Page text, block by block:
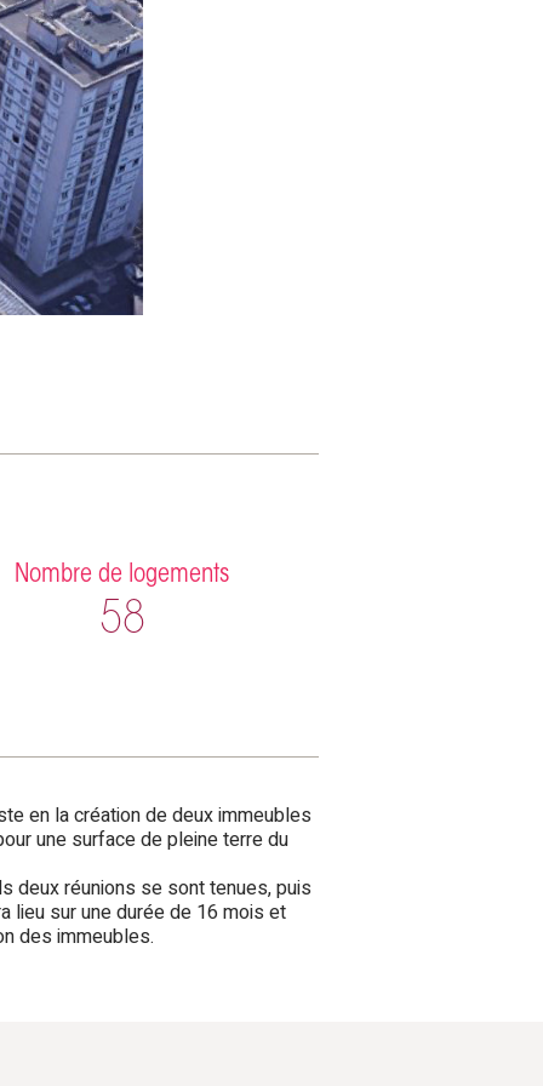
Nombre de logements
58
en la création de deux immeubles
une surface de pleine terre du
deux réunions se sont tenues, puis
lieu sur une durée de 16 mois et
des immeubles.